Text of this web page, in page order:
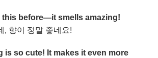
this before—it smells amazing!
, 향이 정말 좋네요!
is so cute! It makes it even more